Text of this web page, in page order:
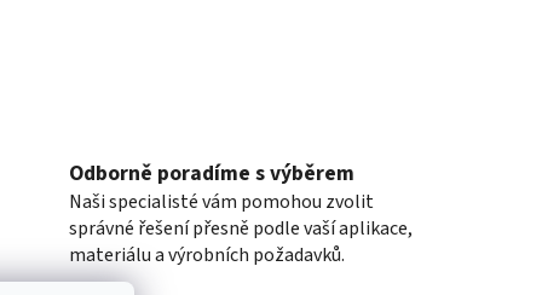
Odborně poradíme s výběrem
Naši specialisté vám pomohou zvolit
správné řešení přesně podle vaší aplikace,
materiálu a výrobních požadavků.